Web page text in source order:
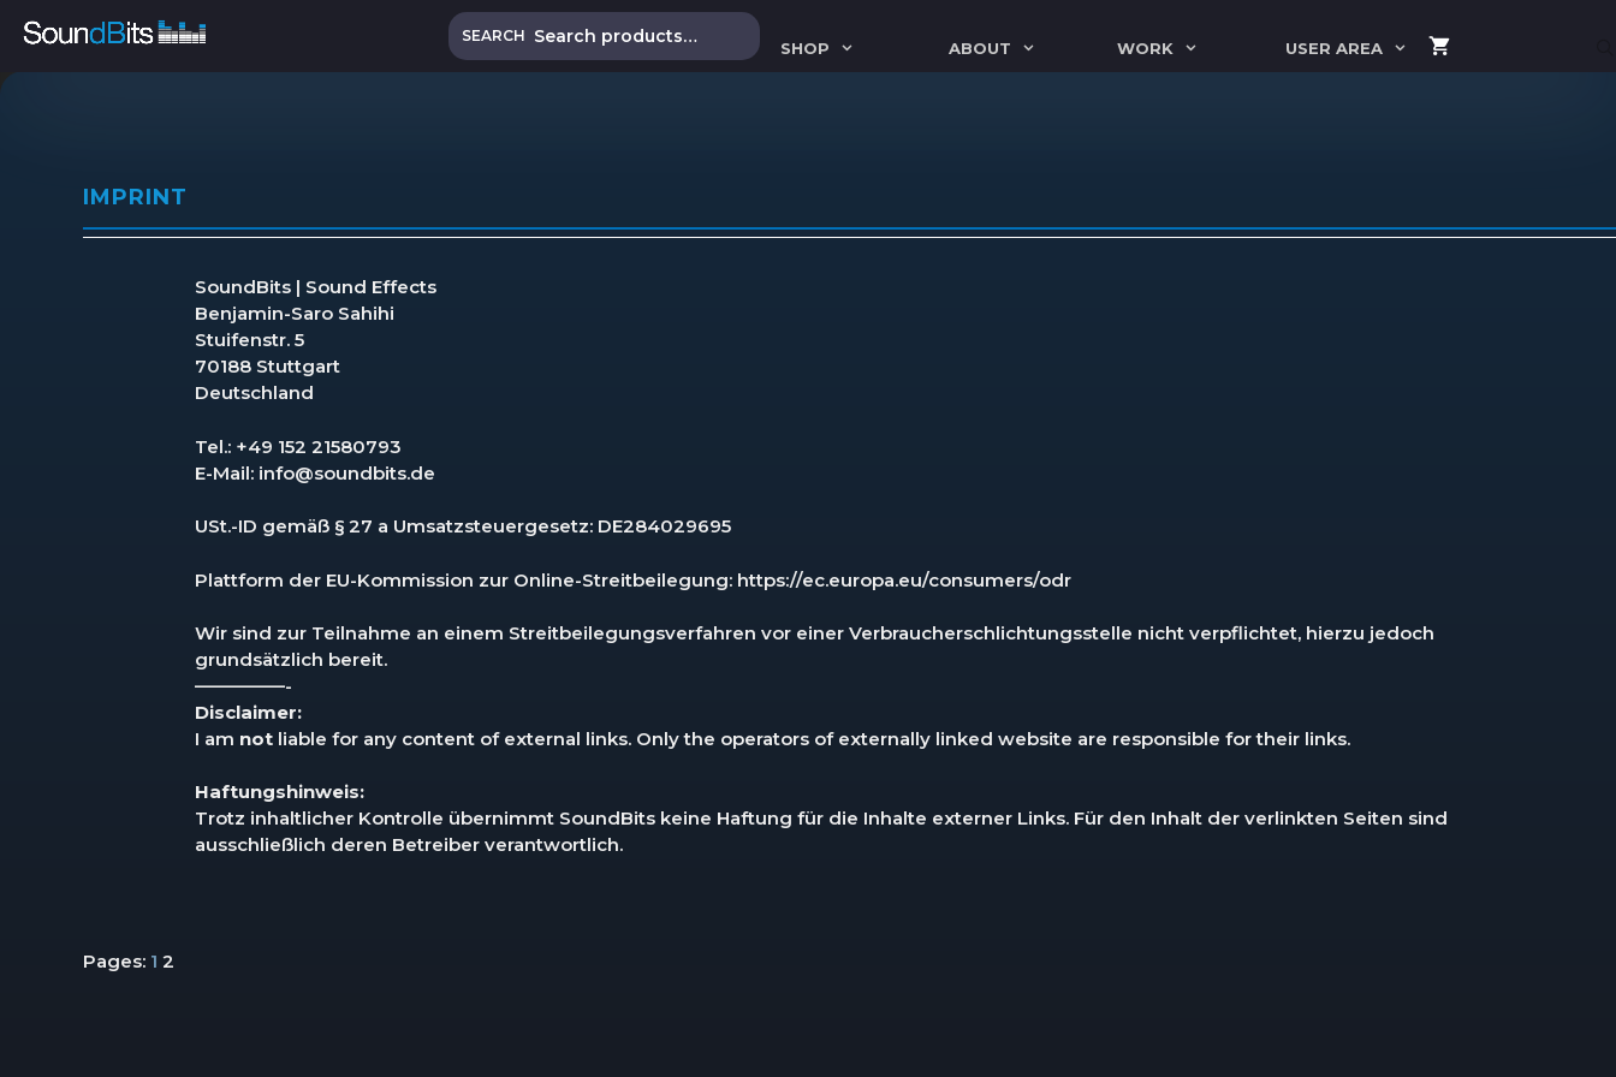
SEARCH
SHOP ABOUT WORK USER AREA
IMPRINT
SoundBits | Sound Effects
Benjamin-Saro Sahihi
Stuifenstr. 5
70188 Stuttgart
Deutschland
Tel.: +49 152 21580793
E-Mail: info@soundbits.de
USt.-ID gemäß § 27 a Umsatzsteuergesetz: DE284029695
Plattform der EU-Kommission zur Online-Streitbeilegung: https://ec.europa.eu/consumers/odr
Wir sind zur Teilnahme an einem Streitbeilegungsverfahren vor einer Verbraucherschlichtungsstelle nicht verpflichtet, hierzu jedoch
grundsätzlich bereit.
—————-
Disclaimer:
I am not liable for any content of external links. Only the operators of externally linked website are responsible for their links.
Haftungshinweis:
Trotz inhaltlicher Kontrolle übernimmt SoundBits keine Haftung für die Inhalte externer Links. Für den Inhalt der verlinkten Seiten sind
ausschließlich deren Betreiber verantwortlich.
Pages: 1 2